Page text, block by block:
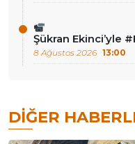
Şükran Ekinci’yle
8 Ağustos 2026 13:00
DIĞER